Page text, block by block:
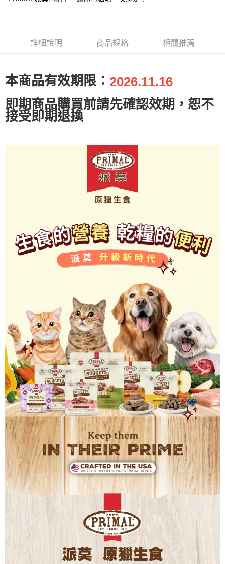
１．透過由恩沛科技股份有限公司提供之「AFTEE先享後付」服務完成之交
２．關於個人資料處理事宜，請瀏覽以下網址：
https://aftee.tw/terms/#terms3
「AFTEE先享後付」，若未經同意申辦者引起之損失，本公司不負相關責
任。
４．使用「AFTEE先享後付」時，將依據個別帳號之用戶狀況，依本公司即
５．嚴禁一人註冊多個帳號或使用他人資訊註冊。若發現惡意使用之情形，
恩沛科技股份有限公司將有權停止該用戶之使用額度並採取法律行動。
每筆NT$100，滿NT$2,000(含以上)免運費
每筆NT$300
宅配-離島
每筆NT$180
詳細說明 商品規格 相關推薦
本商品有效期限： 2026.11.16
即期商品購買前請先確認效期，恕不
接受即期退換